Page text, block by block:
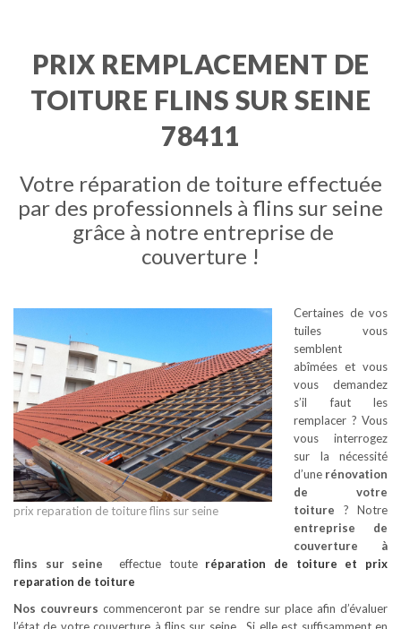
PRIX REMPLACEMENT DE
TOITURE FLINS SUR SEINE
78411
Votre réparation de toiture effectuée
par des professionnels à flins sur seine
grâce à notre entreprise de
couverture !
prix reparation de toiture flins sur seine
Certaines de vos
tuiles vous
semblent
abîmées et vous
vous demandez
s’il faut les
remplacer ? Vous
vous interrogez
sur la nécessité
d’une rénovation
de votre
toiture ? Notre
entreprise de
couverture à
flins sur seine effectue toute réparation de toiture et prix
reparation de toiture
Nos couvreurs commenceront par se rendre sur place afin d’évaluer